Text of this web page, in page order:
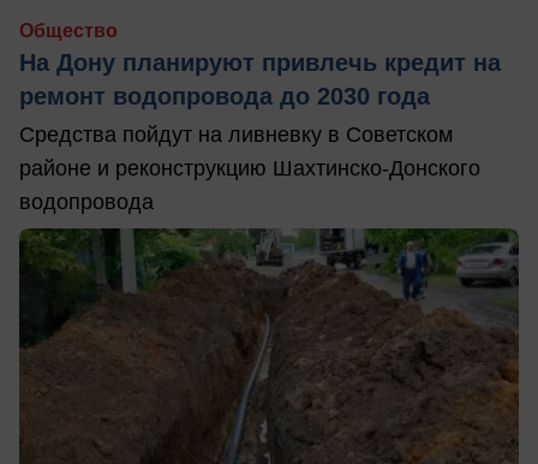
Общество
На Дону планируют привлечь кредит на
ремонт водопровода до 2030 года
Средства пойдут на ливневку в Советском
районе и реконструкцию Шахтинско-Донского
водопровода